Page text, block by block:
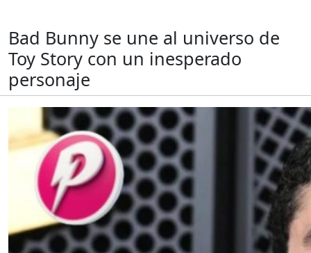
Bad Bunny se une al universo de
Toy Story con un inesperado
personaje